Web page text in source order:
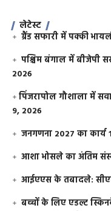
लेटेस्ट
ग्रैंड सफारी में पक्की
पश्चिम बंगाल में बीजेपी
2026
​पिंजरापोल गौशाला में
9, 2026
जनगणना 2027 का
आशा भोसले का अंतिम
आईएएस के तबादले:
बच्चों के लिए एडल्ट